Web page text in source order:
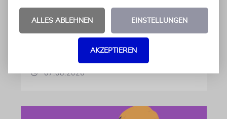
Beim Kauf der Maschine wurde bewusst auf
das System »FalconEye« verzichtet, weil der
israelische Rüstungskonzern Elbit Systems an
07.08.2026
ALLES ABLEHNEN EINSTELLUNGEN
AKZEPTIEREN